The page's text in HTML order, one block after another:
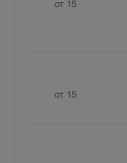
от 15
от 15